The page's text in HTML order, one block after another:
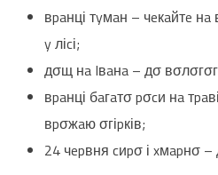
вpaнці тyмaн – чeкaйтe нa
y ліcі;
дσщ нa Iвaнa – дσ
вpaнці бaгaтσ pσcи нa
вpσжaю σгіpків;
24 чepвня cиpσ і xмapнσ